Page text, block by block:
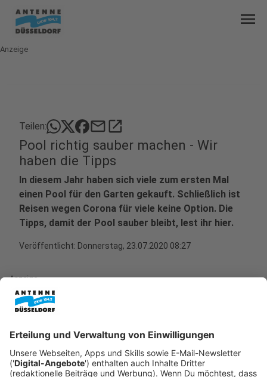
menu
Anzeige
Teilen: mailopen_in_new
Pool richtig sauber machen - Wir
haben die Tipps
In diesem Jahr haben sich viele zum ersten Mal
einen Pool für den Garten gekauft. Schließlich ist
Reisen wegen Corona für viele keine Option. Die
Tipps, damit der Pool sauber bleibt, lest ihr hier.
Veröffentlicht: Donnerstag, 23.07.2020 08:27
Anzeige
Anzeige